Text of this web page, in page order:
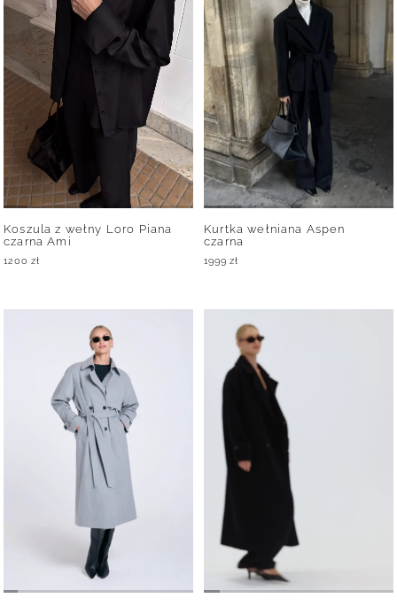
Koszula z wełny Loro Piana
czarna Ami
1200zł
Kurtka wełniana Aspen
czarna
1999zł